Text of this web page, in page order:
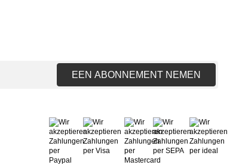
EEN ABONNEMENT NEMEN